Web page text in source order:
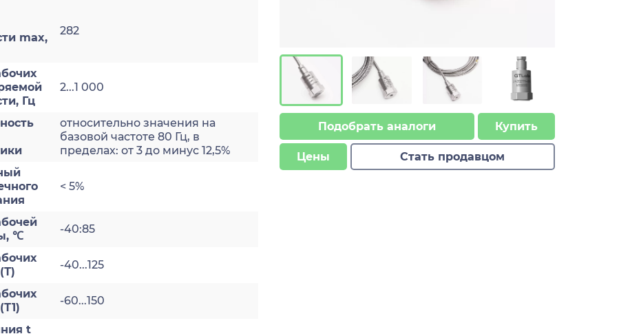
max,
282
Гц
2...1 000
относительно значения на
базовой частоте 80 Гц, в
пределах: от 3 до минус 12,5%
< 5%
℃
-40:85
-40...125
-60...150
t
Подобрать аналоги Купить
Цены Стать продавцом